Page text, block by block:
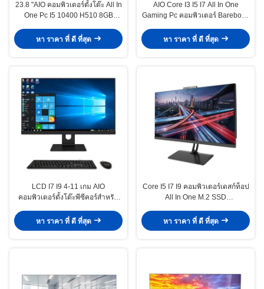
23.8 "AIO คอมพิวเตอร์ตั้งโต๊ะ All In
One Pc I5 10400 H510 8GB
หา ราคา ที่ ดี ที่สุด
AIO Core I3 I5 I7 All In One
Gaming Pc คอมพิวเตอร์ Barebone
"23.8"
หา ราคา ที่ ดี ที่สุด
LCD I7 I9 4-11 เกม AIO
คอมพิวเตอร์ตั้งโต๊ะพีซีคอร์สำหรับ
หา ราคา ที่ ดี ที่สุด
Core I5 ​​I7 I9 คอมพิวเตอร์เดสก์ท็อป
All In One M.2 SSD
หา ราคา ที่ ดี ที่สุด